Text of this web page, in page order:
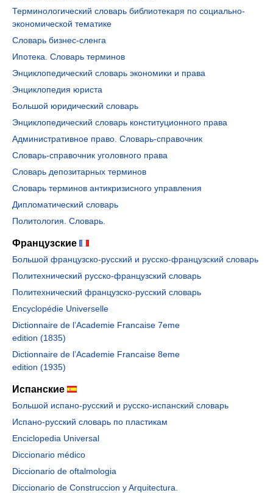
Терминологический словарь библиотекаря по социально-
экономической тематике
Словарь бизнес-сленга
Ипотека. Словарь терминов
Энциклопедический словарь экономики и права
Энциклопедия юриста
Большой юридический словарь
Энциклопедический словарь конституционного права
Административное право. Словарь-справочник
Словарь-справочник уголовного права
Словарь депозитарных терминов
Словарь терминов антикризисного управления
Дипломатический словарь
Политология. Словарь.
Французские
Большой французско-русский и русско-французский словарь
Политехнический русско-французский словарь
Политехнический французско-русский словарь
Encyclopédie Universelle
Dictionnaire de l’Academie Francaise 7eme
edition (1835)
Dictionnaire de l’Academie Francaise 8eme
edition (1935)
Испанские
Большой испано-русский и русско-испанский словарь
Испано-русский словарь по пластикам
Enciclopedia Universal
Diccionario médico
Diccionario de oftalmologia
Diccionario de Construccion y Arquitectura.